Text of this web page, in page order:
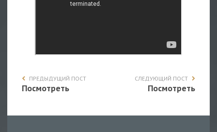
ПРЕДЫДУЩИЙ ПОСТ
Посмотреть
СЛЕДУЮЩИЙ ПОСТ
Посмотреть